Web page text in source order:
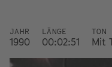
JAHR
1990
LÄNGE
00:02:51
TON
Mit